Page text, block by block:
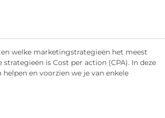
welke marketingstrategieën het meest
is Cost per action (CPA). In deze
en voorzien we je van enkele